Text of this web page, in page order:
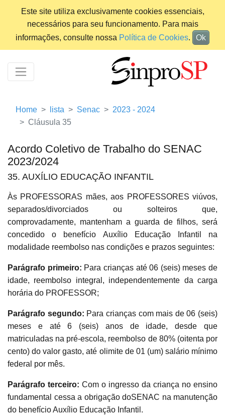
Este site utiliza exclusivamente cookies essenciais,
necessários para seu funcionamento. Para mais
informações, consulte nossa Política de Cookies. Ok
Home lista Senac
2023 - 2024
Cláusula 35
Acordo Coletivo de Trabalho do SENAC
2023/2024
35. AUXÍLIO EDUCAÇÃO INFANTIL
Às PROFESSORAS mães, aos PROFESSORES viúvos,
separados/divorciados ou solteiros que,
comprovadamente, mantenham a guarda de filhos, será
concedido o benefício Auxílio Educação Infantil na
modalidade reembolso nas condições e prazos seguintes:
Parágrafo primeiro: Para crianças até 06 (seis) meses de
idade, reembolso integral, independentemente da carga
horária do PROFESSOR;
Parágrafo segundo: Para crianças com mais de 06 (seis)
meses e até 6 (seis) anos de idade, desde que
matriculadas na pré-escola, reembolso de 80% (oitenta por
cento) do valor gasto, até olimite de 01 (um) salário mínimo
federal por mês.
Parágrafo terceiro: Com o ingresso da criança no ensino
fundamental cessa a obrigação doSENAC na manutenção
do benefício Auxílio Educação Infantil.